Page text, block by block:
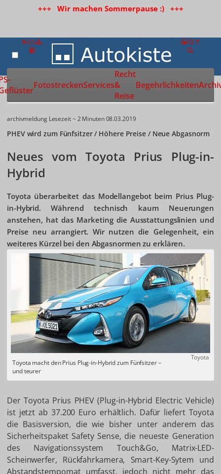
+++ Wir machen Sommerpause :) +++
Zur Startseite
FotostreckenServices
Recht
&
Reise
Begehrlichkeiten
archivmeldung Lesezeit ~ 2 Minuten08.03.2019
PHEV wird zum Fünfsitzer / Höhere Preise / Neue Abgasnorm
Neues vom Toyota Prius Plug-in-
Hybrid
Toyota überarbeitet das Modellangebot beim Prius Plug-
in-Hybrid. Während technisch kaum Neuerungen
anstehen, hat das Marketing die Ausstattungslinien und
Preise neu arrangiert. Wir nutzen die Gelegenheit, ein
weiteres Kürzel bei den Abgasnormen zu erklären.
Toyota
Toyota macht den Prius Plug-in-Hybrid zum Fünfsitzer –
und teurer
Der Toyota Prius PHEV (Plug-in-Hybrid Electric Vehicle)
ist jetzt ab 37.200 Euro erhältlich. Dafür liefert Toyota
die Basisversion, die wie bisher unter anderem das
Sicherheitspaket Safety Sense, die neueste Generation
des Navigationssystem Touch&Go, Matrix-LED-
Scheinwerfer, Rückfahrkamera, Smart-Key-Sytem und
Abstandstempomat umfasst, jedoch nicht mehr das